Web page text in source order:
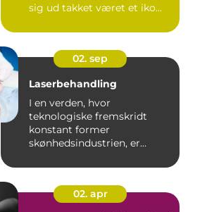
sig ud takket været et iko...
02. sep
Laserbehandling
I en verden, hvor
teknologiske fremskridt
konstant former
skønhedsindustrien, er
02. apr